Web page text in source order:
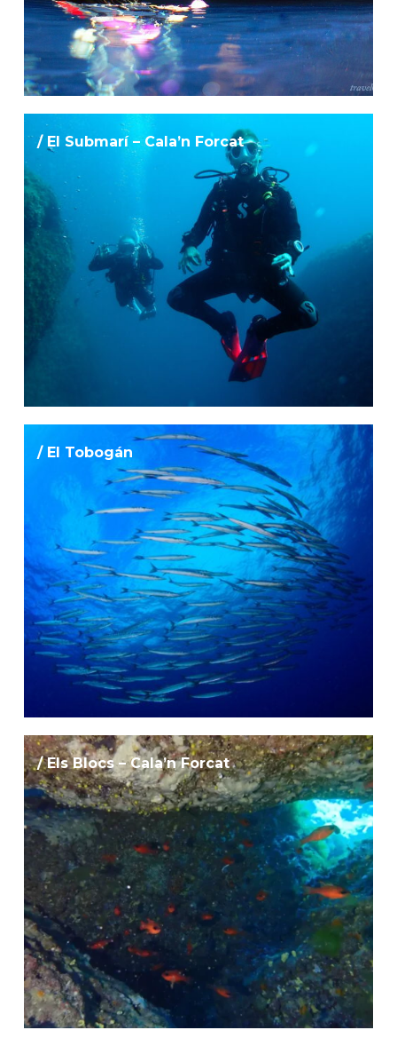
/ El Submarí – Cala’n Forcat
/ El Tobogán
/ Els Blocs – Cala’n Forcat